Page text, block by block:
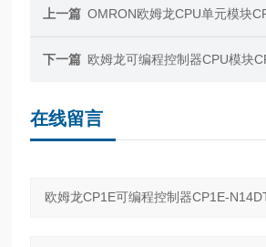
上一篇 OMRON欧姆龙CPU单元模块
下一篇 欧姆龙可编程控制器CPU模块
在线留言